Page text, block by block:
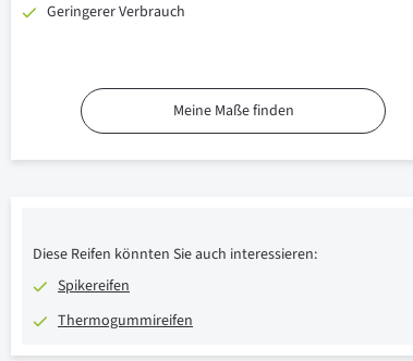
Geringerer Verbrauch
Meine Maße finden
Diese Reifen könnten Sie auch interessieren:
Spikereifen
Thermogummireifen